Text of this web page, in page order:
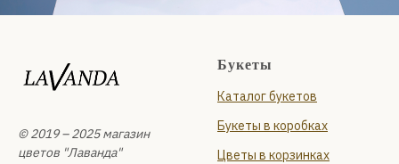
© 2019 – 2025 магазин
цветов "Лаванда"
Букеты
Каталог букетов
Букеты в коробках
Цветы в корзинках